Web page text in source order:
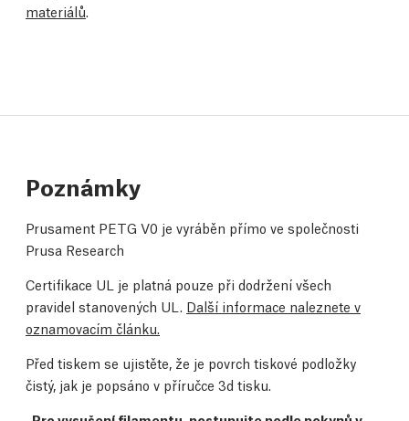
materiálů.
Poznámky
Prusament PETG V0 je vyráběn přímo ve společnosti
Prusa Research
Certifikace UL je platná pouze při dodržení všech
pravidel stanovených UL. Další informace naleznete v
oznamovacím článku.
Před tiskem se ujistěte, že je povrch tiskové podložky
čistý, jak je popsáno v příručce 3d tisku.